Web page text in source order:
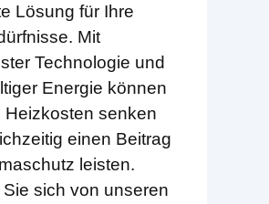
Lösung für Ihre
Mit
Technologie und
Energie können
Heizkosten senken
einen Beitrag
leisten.
sich von unseren